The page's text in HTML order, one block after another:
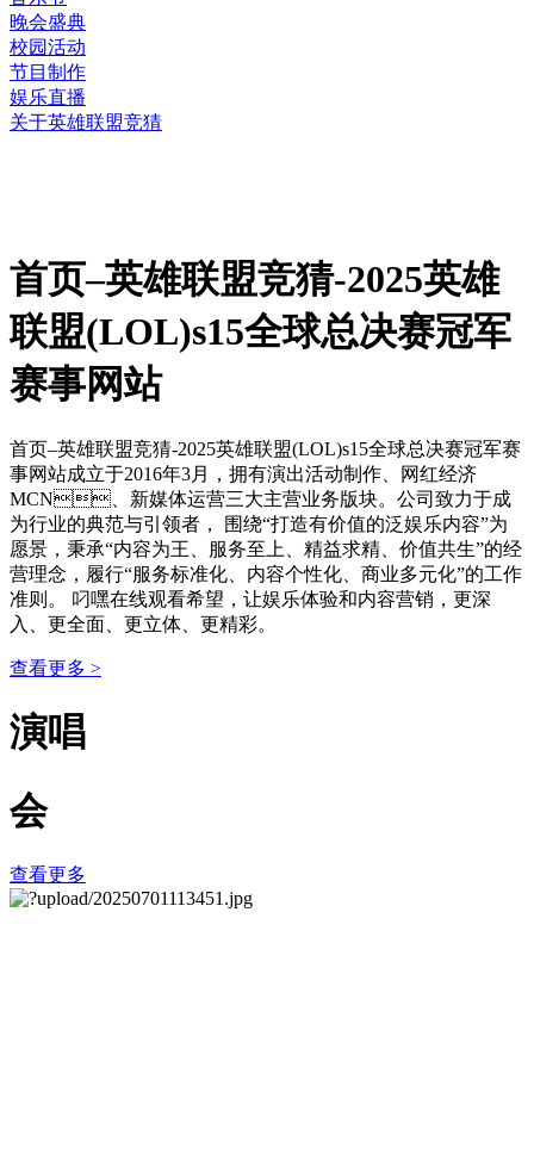
晚会盛典
校园活动
节目制作
娱乐直播
关于英雄联盟竞猜
首页–英雄联盟竞猜-2025英雄
联盟(LOL)s15全球总决赛冠军
赛事网站
首页–英雄联盟竞猜-2025英雄联盟(LOL)s15全球总决赛冠军赛
事网站成立于2016年3月，拥有演出活动制作、网红经济
MCN、新媒体运营三大主营业务版块。公司致力于成
为行业的典范与引领者， 围绕“打造有价值的泛娱乐内容”为
愿景，秉承“内容为王、服务至上、精益求精、价值共生”的经
营理念，履行“服务标准化、内容个性化、商业多元化”的工作
准则。 叼嘿在线观看希望，让娱乐体验和内容营销，更深
入、更全面、更立体、更精彩。
查看更多 >
演唱
会
查看更多